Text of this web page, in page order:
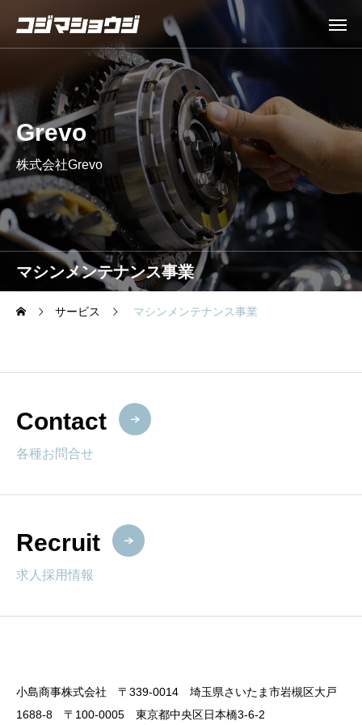
マシンメンテナンス事業
Grevo
株式会社Grevo
サービス マシンメンテナンス事業
Contact
各種お問合せ
Recruit
求人採用情報
小島商事株式会社 〒339-0014 埼玉県さいたま市岩槻区大戸
1688-8 〒100-0005 東京都中央区日本橋3-6-2